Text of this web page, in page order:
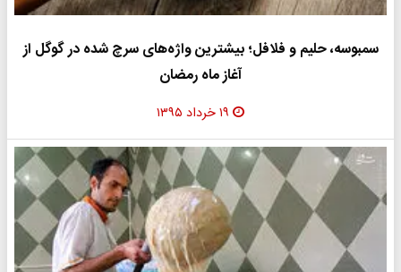
سمبوسه، حلیم و فلافل؛ بیشترین واژه‌های سرچ شده در گوگل از
آغاز ماه رمضان
۱۹ خرداد ۱۳۹۵